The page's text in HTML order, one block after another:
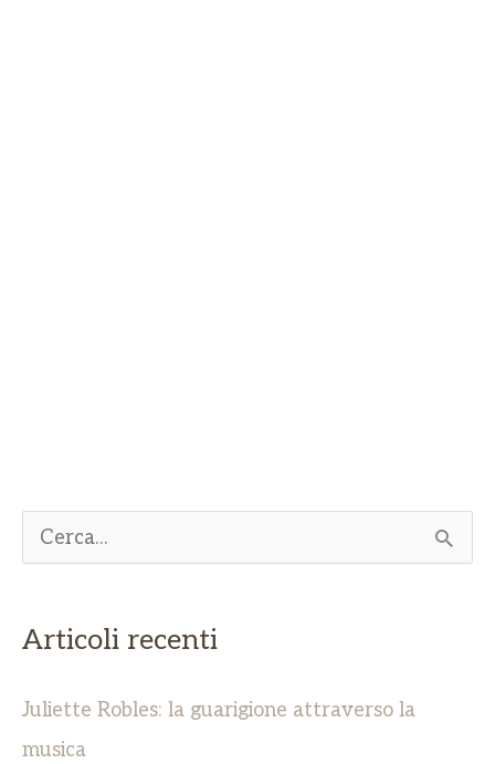
a
:
Articoli recenti
Juliette Robles: la guarigione attraverso la
musica